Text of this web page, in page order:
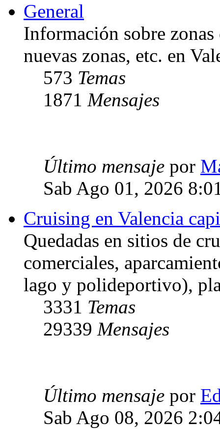
General
Información sobre
nuevas zonas, etc. en
573 Temas
1871 Mensajes
Último mensaje por
Sab Ago 01, 2026
Cruising en Valencia
Quedadas en sitios de
comerciales,
lago y polideportivo),
3331 Temas
29339 Mensajes
Último mensaje por
Sab Ago 08, 2026